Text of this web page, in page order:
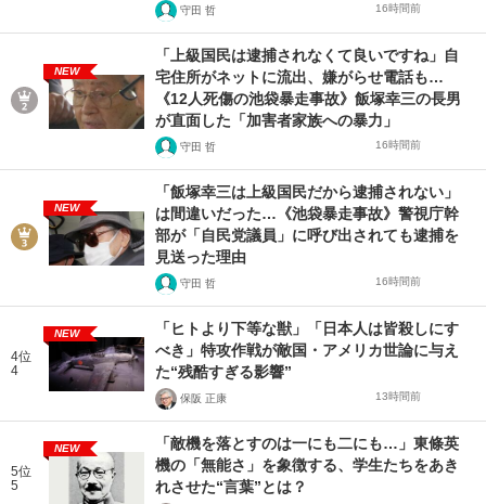
守田 哲 16時間前
NEW
「上級国民は逮捕されなくて良いですね」自
宅住所がネットに流出、嫌がらせ電話も…
《12人死傷の池袋暴走事故》飯塚幸三の長男
が直面した「加害者家族への暴力」
守田 哲 16時間前
NEW
「飯塚幸三は上級国民だから逮捕されない」
は間違いだった…《池袋暴走事故》警視庁幹
部が「自民党議員」に呼び出されても逮捕を
見送った理由
守田 哲 16時間前
4位
4
NEW
「ヒトより下等な獣」「日本人は皆殺しにす
べき」特攻作戦が敵国・アメリカ世論に与え
た“残酷すぎる影響”
保阪 正康 13時間前
5位
5
NEW
「敵機を落とすのは一にも二にも…」東條英
機の「無能さ」を象徴する、学生たちをあき
れさせた“言葉”とは？